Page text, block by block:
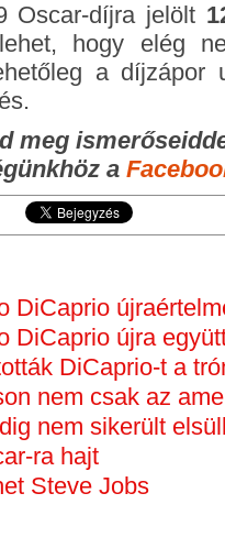
Oscar-díjra jelölt
hogy elég
a díjzápor
meg
a
DiCaprio
DiCaprio újra
DiCaprio-t a
nem csak az
nem sikerült
ra hajt
Steve Jobs